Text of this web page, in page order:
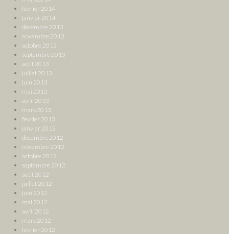
février 2014
janvier 2014
décembre 2013
novembre 2013
octobre 2013
septembre 2013
août 2013
juillet 2013
juin 2013
mai 2013
avril 2013
mars 2013
février 2013
janvier 2013
décembre 2012
novembre 2012
octobre 2012
septembre 2012
août 2012
juillet 2012
juin 2012
mai 2012
avril 2012
mars 2012
février 2012